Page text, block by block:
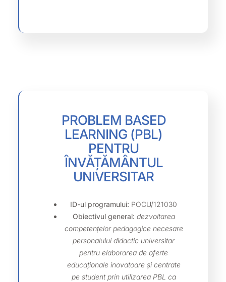
PROBLEM BASED
LEARNING (PBL)
PENTRU
ÎNVĂȚĂMÂNTUL
UNIVERSITAR
ID-ul programului: POCU/121030
Obiectivul general: dezvoltarea
competențelor pedagogice necesare
personalului didactic universitar
pentru elaborarea de oferte
educaționale inovatoare și centrate
pe student prin utilizarea PBL ca